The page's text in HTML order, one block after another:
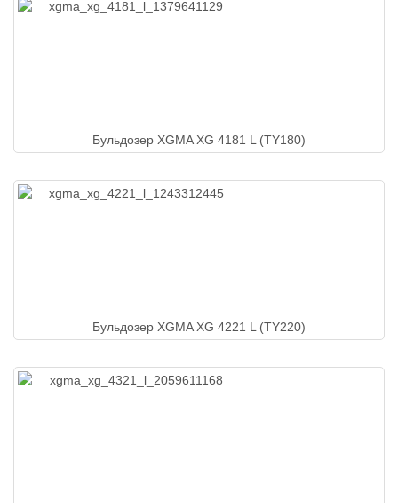
Бульдозер XGMA XG 4181 L (TY180)
Бульдозер XGMA XG 4221 L (TY220)